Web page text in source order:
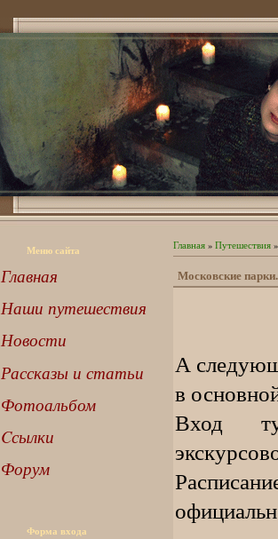
Меню сайта
Главная
Наши путешествия
Новости
Рассказы и статьи
Фотоальбом
Cсылки
Форум
Форма входа
Главная» Путешествия»
Московские
А
в
Вход